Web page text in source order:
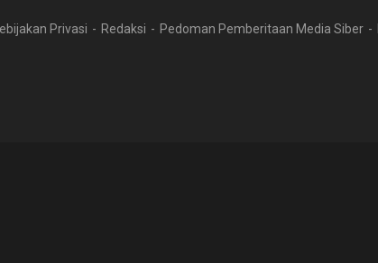
Privasi Redaksi Pedoman Pemberitaan Media Siber